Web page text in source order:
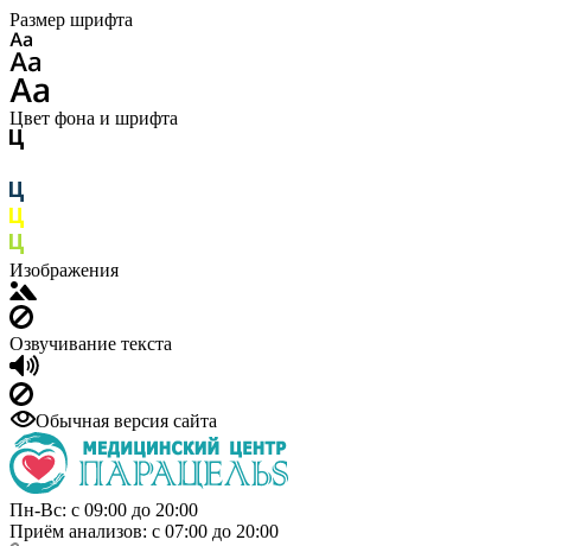
Размер шрифта
Цвет фона и шрифта
Изображения
Озвучивание текста
Обычная версия сайта
Пн-Вс: с 09:00 до 20:00
Приём анализов: с 07:00 до 20:00